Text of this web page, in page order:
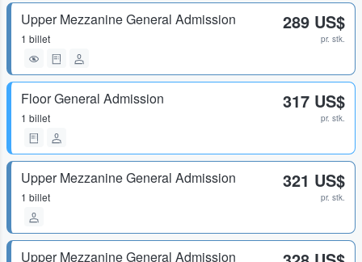
Upper Mezzanine General Admission
1 billet
289 US$
pr. stk.
Floor General Admission
1 billet
317 US$
pr. stk.
Upper Mezzanine General Admission
1 billet
321 US$
pr. stk.
Upper Mezzanine General Admission